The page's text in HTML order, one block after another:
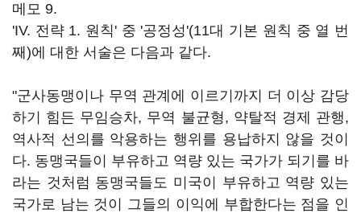
메모 9.
'IV. 전략 1. 원칙' 중 '공정성'(11대 기본 원칙 중 열 번
째)에 대한 서술은 다음과 같다.
"군사동맹이나 무역 관계에 이르기까지 더 이상 감당
하기 힘든 무임승차, 무역 불균형, 약탈적 경제 관행,
역사적 선의를 악용하는 행위를 용납하지 않을 것이
다. 동맹국들이 부유하고 역량 있는 국가가 되기를 바
라는 것처럼 동맹국들도 미국이 부유하고 역량 있는
국가로 남는 것이 그들의 이익에 부합한다는 점을 인